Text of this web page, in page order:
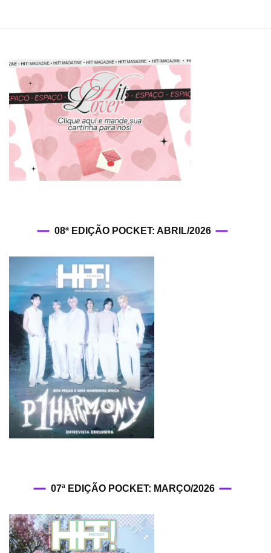
08ª EDIÇÃO POCKET: ABRIL/2026
07ª EDIÇÃO POCKET: MARÇO/2026